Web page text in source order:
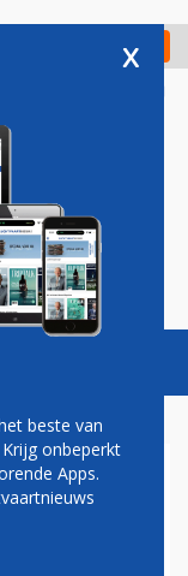
Check in
Vacatures
x
beste van
onbeperkt
Apps.